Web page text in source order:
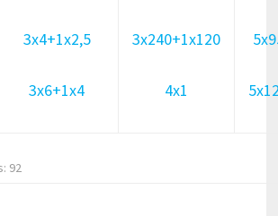
3х4+1х2,5
3х6+1х4
3х240+1х120
4х1
92